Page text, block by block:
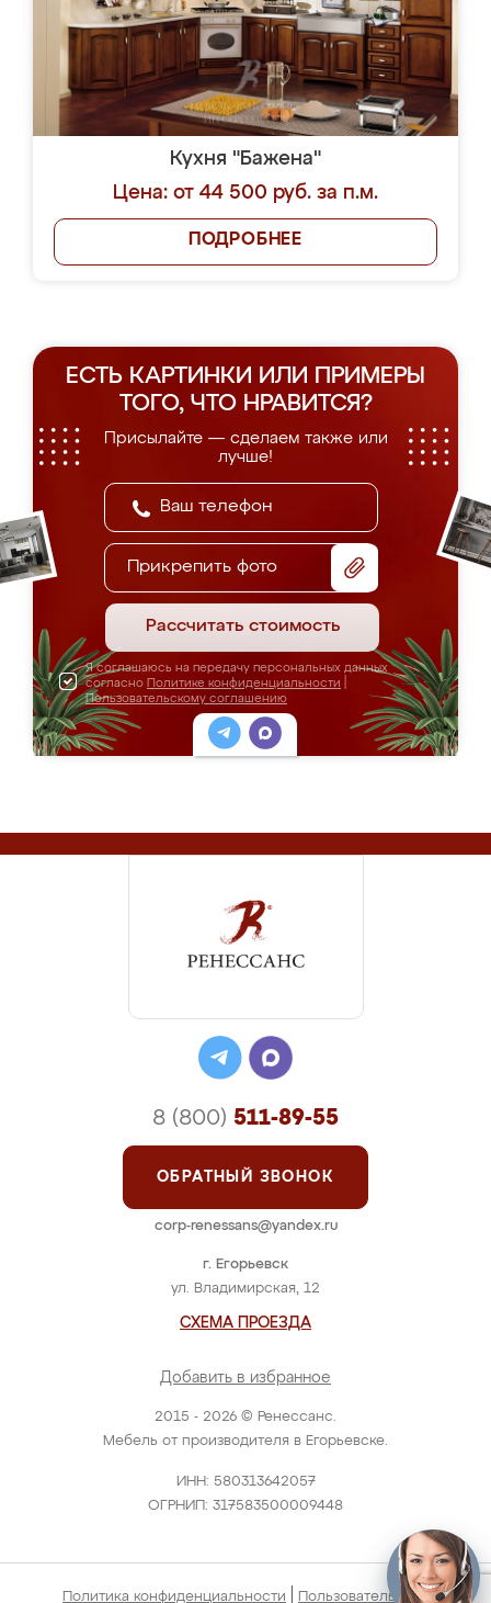
Кухня "Бажена"
Цена: от 44 500 руб. за п.м.
ПОДРОБНЕЕ
ЕСТЬ КАРТИНКИ ИЛИ ПРИМЕРЫ
ТОГО, ЧТО НРАВИТСЯ?
Присылайте — сделаем также или
лучше!
Прикрепить фото
Рассчитать стоимость
Я соглашаюсь на передачу персональных данных
согласно Политике конфиденциальности
Пользовательскому соглашению
2015 - 2026 © Ренессанс.
Мебель от производителя в Егорьевске.
ИНН: 580313642057
ОГРНИП: 317583500009448
г. Егорьевск
ул. Владимирская, 12
СХЕМА ПРОЕЗДА
Добавить в избранное
8 (800) 511-89-55
ОБРАТНЫЙ ЗВОНОК
corp-renessans@yandex.ru
Политика конфиденциальности Пользовательское